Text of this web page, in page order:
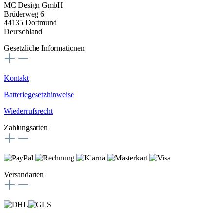
MC Design GmbH
Brüderweg 6
44135 Dortmund
Deutschland
Gesetzliche Informationen
Kontakt
Batteriegesetzhinweise
Wiederrufsrecht
Zahlungsarten
Versandarten